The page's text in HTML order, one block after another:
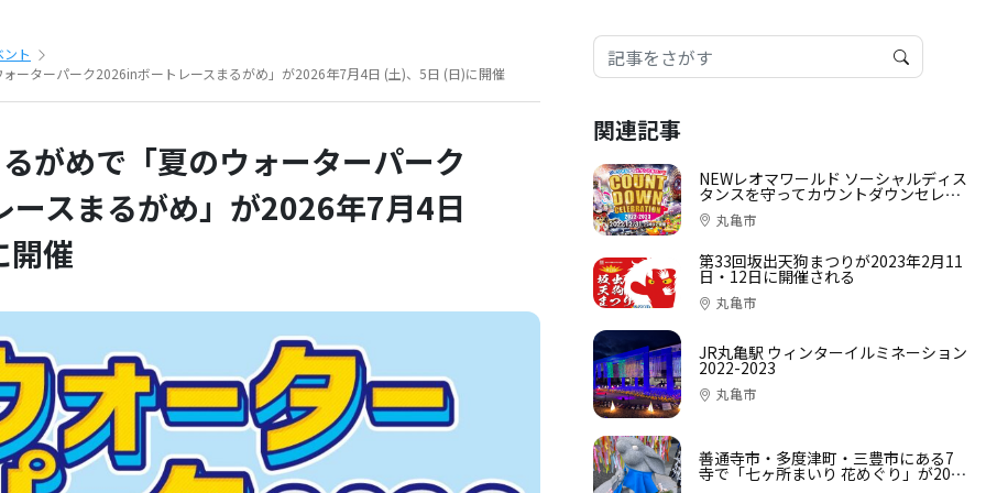
ト
ーターパーク2026inボートレースまるがめ」が2026年7月4日 (土)、5日 (日)に開催
がめで「夏のウォーターパーク
スまるがめ」が2026年7月4日
開催
関連記事
NEWレオマワールド ソーシャルディス
タンスを守ってカウントダウンセレブ
レーション
丸亀市
第33回坂出天狗まつりが2023年2月11
日・12日に開催される
丸亀市
JR丸亀駅 ウィンターイルミネーション
2022-2023
丸亀市
善通寺市・多度津町・三豊市にある7
寺で「七ヶ所まいり 花めぐり」が2022